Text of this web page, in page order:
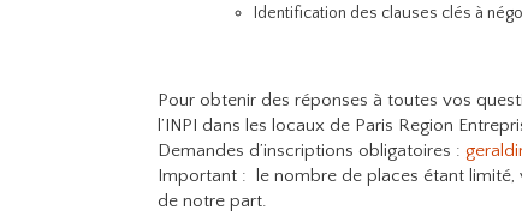
Identification des clauses clés à
Pour obtenir des réponses à toutes vos
l’INPI dans les locaux de Paris Region
Demandes d’inscriptions obligatoires :
Important : le nombre de places étant
de notre part.